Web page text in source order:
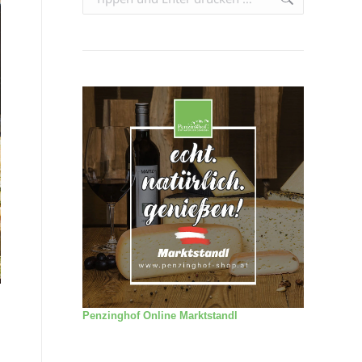
Penzinghof Online Marktstandl